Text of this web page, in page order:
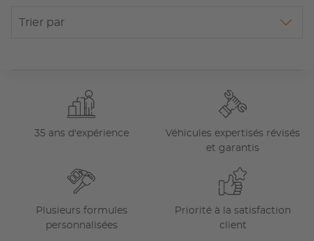
Trier par
35 ans d'expérience
Véhicules expertisés révisés
et garantis
Plusieurs formules
personnalisées
Priorité à la satisfaction
client